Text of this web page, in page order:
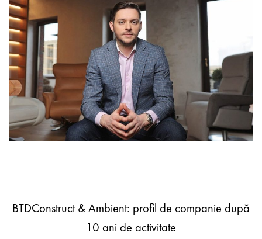
BTDConstruct & Ambient: profil de companie după
10 ani de activitate